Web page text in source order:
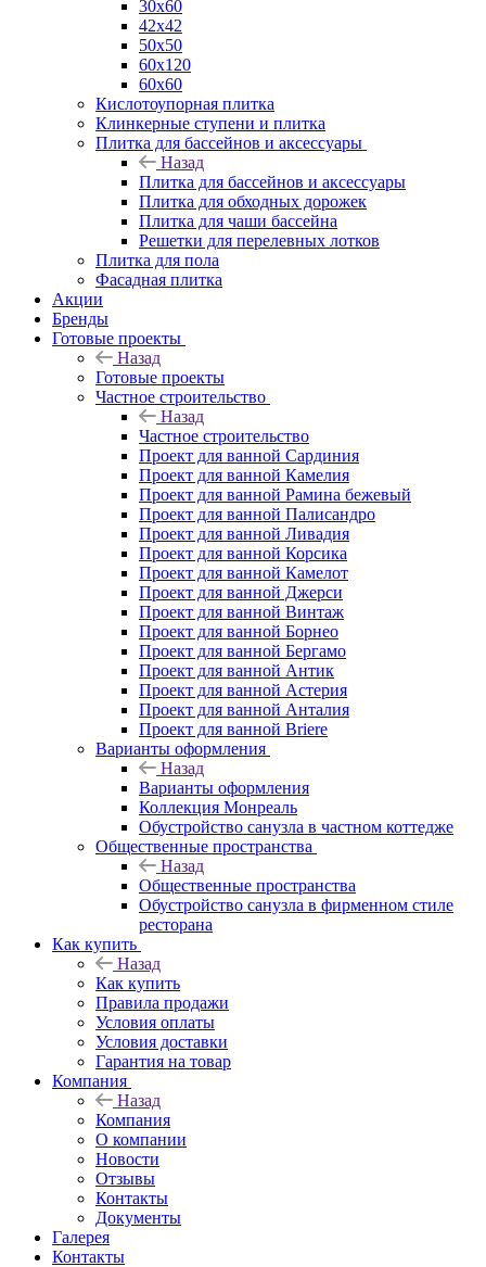
30х60
42х42
50х50
60х120
60х60
Кислотоупорная плитка
Клинкерные ступени и плитка
Плитка для бассейнов и аксессуары
Назад
Плитка для бассейнов и аксессуары
Плитка для обходных дорожек
Плитка для чаши бассейна
Решетки для перелевных лотков
Плитка для пола
Фасадная плитка
Акции
Бренды
Готовые проекты
Назад
Готовые проекты
Частное строительство
Назад
Частное строительство
Проект для ванной Сардиния
Проект для ванной Камелия
Проект для ванной Рамина бежевый
Проект для ванной Палисандро
Проект для ванной Ливадия
Проект для ванной Корсика
Проект для ванной Камелот
Проект для ванной Джерси
Проект для ванной Винтаж
Проект для ванной Борнео
Проект для ванной Бергамо
Проект для ванной Антик
Проект для ванной Астерия
Проект для ванной Анталия
Проект для ванной Briere
Варианты оформления
Назад
Варианты оформления
Коллекция Монреаль
Обустройство санузла в частном коттедже
Общественные пространства
Назад
Общественные пространства
Обустройство санузла в фирменном стиле
ресторана
Как купить
Назад
Как купить
Правила продажи
Условия оплаты
Условия доставки
Гарантия на товар
Компания
Назад
Компания
О компании
Новости
Отзывы
Контакты
Документы
Галерея
Контакты